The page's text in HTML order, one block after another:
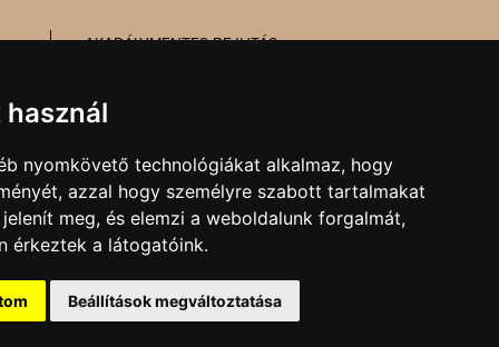
nyomkövető technológiákat alkalmaz, hogy
azzal hogy személyre szabott tartalmakat
meg, és elemzi a weboldalunk forgalmát,
érkeztek a látogatóink.
Beállítások megváltoztatása
AKADÁLYMENTES BEJUTÁS
TŰZ- ÉS MUNKAVÉDELEM
MARKETING, SAJTÓ,
KOMMUNIKÁCIÓ
E-mail:
kommunikacio@pnsz.hu